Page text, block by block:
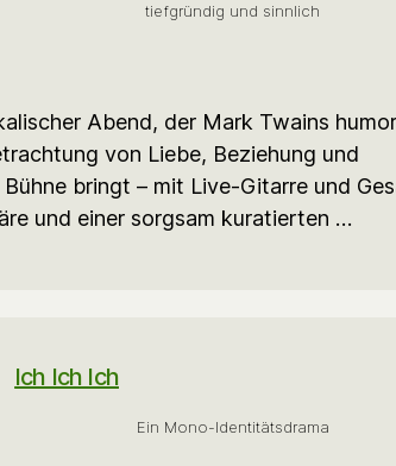
tiefgründig und sinnlich
Abend, der Mark Twains
von Liebe, Beziehung und
bringt – mit Live-Gitarre und
und einer sorgsam kuratierten …
Ich Ich Ich
Ein Mono-Identitätsdrama